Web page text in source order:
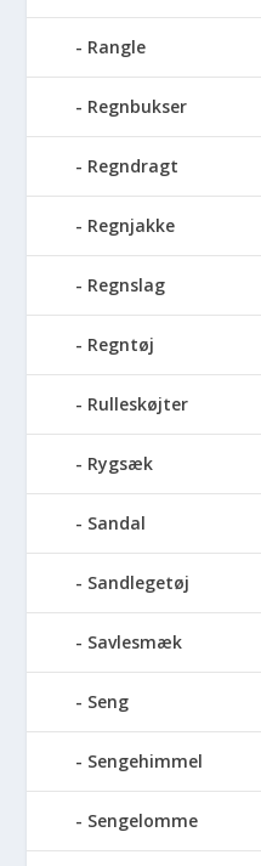
Rangle
Regnbukser
Regndragt
Regnjakke
Regnslag
Regntøj
Rulleskøjter
Rygsæk
Sandal
Sandlegetøj
Savlesmæk
Seng
Sengehimmel
Sengelomme